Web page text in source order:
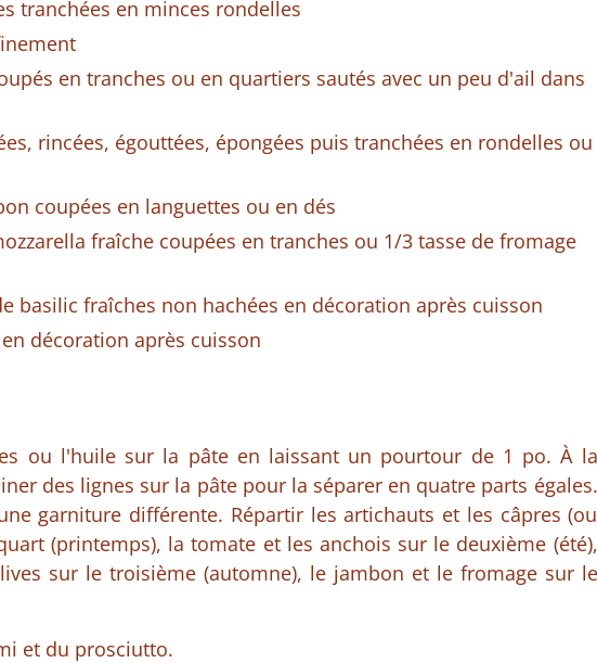
tranchées en minces rondelles
en tranches ou en quartiers sautés avec un peu d'ail dans
rincées, égouttées, épongées puis tranchées en rondelles ou
coupées en languettes ou en dés
fraîche coupées en tranches ou 1/3 tasse de fromage
basilic fraîches non hachées en décoration après cuisson
décoration après cuisson
ou l'huile sur la pâte en laissant un pourtour de 1 po. À la
des lignes sur la pâte pour la séparer en quatre parts égales.
garniture différente. Répartir les artichauts et les câpres (ou
(printemps), la tomate et les anchois sur le deuxième (été),
sur le troisième (automne), le jambon et le fromage sur le
et du prosciutto.